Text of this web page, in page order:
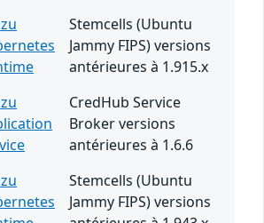
Stemcells (Ubuntu
Jammy FIPS) versions
antérieures à 1.915.x
CredHub Service
Broker versions
antérieures à 1.6.6
Stemcells (Ubuntu
Jammy FIPS) versions